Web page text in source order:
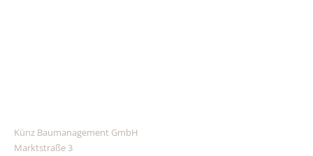
Künz Baumanagement GmbH
Marktstraße 3